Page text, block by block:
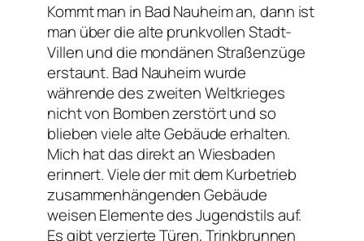
Kommt man in Bad Nauheim an, dann ist
man über die alte prunkvollen Stadt-
Villen und die mondänen Straßenzüge
erstaunt. Bad Nauheim wurde
währende des zweiten Weltkrieges
nicht von Bomben zerstört und so
blieben viele alte Gebäude erhalten.
Mich hat das direkt an Wiesbaden
erinnert. Viele der mit dem Kurbetrieb
zusammenhängenden Gebäude
weisen Elemente des Jugendstils auf.
Es gibt verzierte Türen, Trinkbrunnen